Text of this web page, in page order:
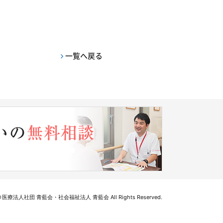
一覧へ戻る
医療法人社団 青藍会・社会福祉法人 青藍会 All Rights Reserved.